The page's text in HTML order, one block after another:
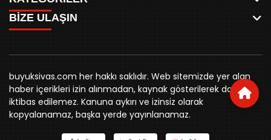
ANASAYFA
AKSU CANLI
MEYDAN CANLI
MEDRESELER CANLI
MERAKÜM CANLI
YUKARI TEKKE CANLI
KURUMSAL KİMLİK
REKLAM FİYATLARI
BİZE ULAŞIN
KÜNYE
WHATSAPP
SPOR
SİYASET
BELEDİYE
SİVAS VALİLİĞİ
ÜNİVERSİTE
KURUMLAR
STK
YORUM
BİZE ULAŞIN
0346 221 00 60
buyuksivashaber@gmail.com
Örtülüpınar Mah. İnönü Bulvarı Özkahya Apt. Kat:3 D:7
Sivas
buyuksivas.com her hakkı saklıdır. Web sitemizde yer alan
haber içerikleri izin alınmadan, kaynak gösterilerek dahi
iktibas edilemez. Kanuna aykırı ve izinsiz olarak
kopyalanamaz, başka yerde yayınlanamaz.